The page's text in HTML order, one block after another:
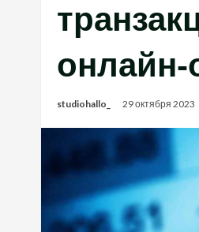
studiohallo_ 29 октября 2023